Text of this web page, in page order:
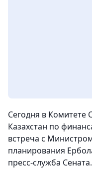
Сегодня в Комитете
Казахстан по
встреча с
планирования
пресс-служба Сената.